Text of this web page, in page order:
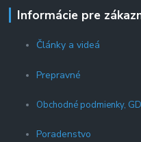
Informácie pre
Články a videá
Prepravné
Obchodné podmienky,
Poradenstvo